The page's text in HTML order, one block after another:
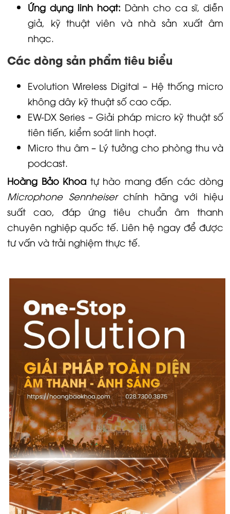
Ứng dụng linh hoạt: Dành cho ca sĩ, diễn
giả, kỹ thuật viên và nhà sản xuất âm
nhạc.
Các dòng sản phẩm tiêu biểu
Evolution Wireless Digital – Hệ thống micro
không dây kỹ thuật số cao cấp.
EW-DX Series – Giải pháp micro kỹ thuật số
tiên tiến, kiểm soát linh hoạt.
Micro thu âm – Lý tưởng cho phòng thu và
podcast.
Hoàng Bảo Khoa tự hào mang đến các dòng
Microphone Sennheiserchính hãng với hiệu
suất cao, đáp ứng tiêu chuẩn âm thanh
chuyên nghiệp quốc tế. Liên hệ ngay để được
tư vấn và trải nghiệm thực tế.